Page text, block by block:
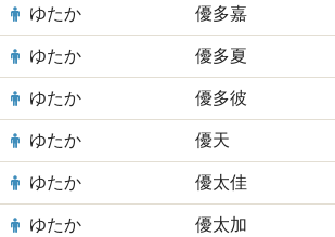
ゆたか 優多嘉
ゆたか 優多夏
ゆたか 優多彼
ゆたか 優天
ゆたか 優太佳
ゆたか 優太加